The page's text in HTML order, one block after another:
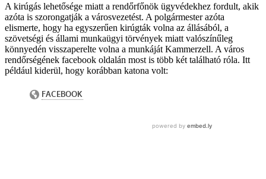
A kirúgás lehetősége miatt a rendőrfőnök ügyvédekhez fordult, akik
azóta is szorongatják a városvezetést. A polgármester azóta
elismerte, hogy ha egyszerűen kirúgták volna az állásából, a
szövetségi és állami munkaügyi törvények miatt valószínűleg
könnyedén visszaperelte volna a munkáját Kammerzell. A város
rendőrségének facebook oldalán most is több két található róla. Itt
például kiderül, hogy korábban katona volt: